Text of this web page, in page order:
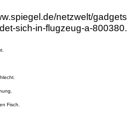
netzwelt/
sich-in-flugzeug-a-
Fisch.